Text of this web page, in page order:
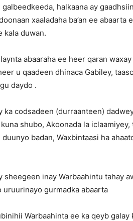
galbeedkeeda, halkaana ay
xaaladaha ba’an ee
kala duwan.
abaaraha ee heer qaran
u qaadeen dhinaca Gabiley,
daydo .
ka codsadeen (durraanteen)
shubo, Akoonada la
badan, Waxbintaasi ha
sheegeen inay Warbaahintu tahay
uruurinayo gurmadka abaarta
Warbaahinta ee ka qeyb